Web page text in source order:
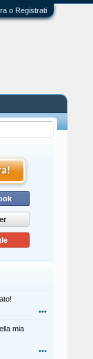
o Registrati
•••
mia
•••